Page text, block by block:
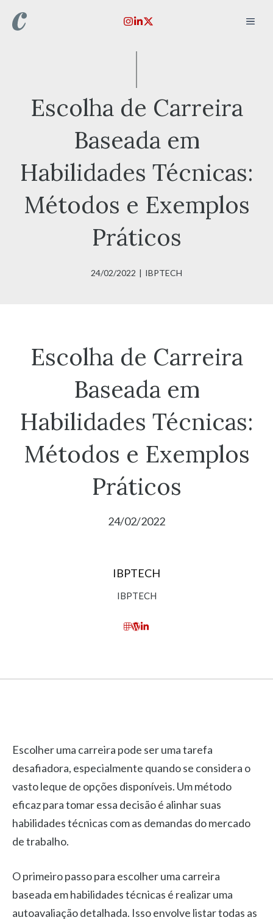
para
Escolha de Carreira
Baseada em
Habilidades Técnicas:
Métodos e Exemplos
Práticos
24/02/2022 | IBPTECH
Escolha de Carreira
Baseada em
Habilidades Técnicas:
Métodos e Exemplos
Práticos
24/02/2022
IBPTECH
IBPTECH
Escolher uma carreira pode ser uma tarefa
desafiadora, especialmente quando se considera o
vasto leque de opções disponíveis. Um método
eficaz para tomar essa decisão é alinhar suas
habilidades técnicas com as demandas do mercado
de trabalho.
O primeiro passo para escolher uma carreira
baseada em habilidades técnicas é realizar uma
autoavaliação detalhada. Isso envolve listar todas as